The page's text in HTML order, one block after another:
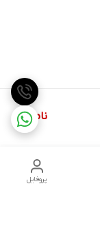
ناموجود
پروفایل